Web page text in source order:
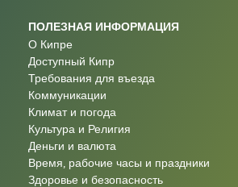
ПОЛЕЗНАЯ ИНФОРМАЦИЯ
О Кипре
Доступный Кипр
Требования для въезда
Коммуникации
Климат и погода
Культура и Религия
Деньги и валюта
Время, рабочие часы и праздники
Здоровье и безопасность